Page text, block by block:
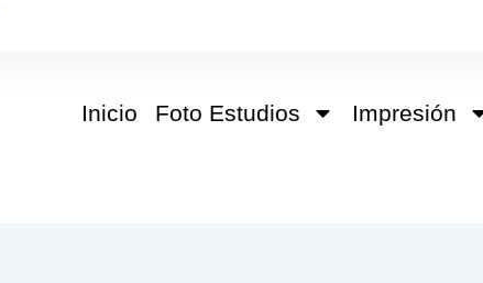
Inicio Foto Estudios Impresión